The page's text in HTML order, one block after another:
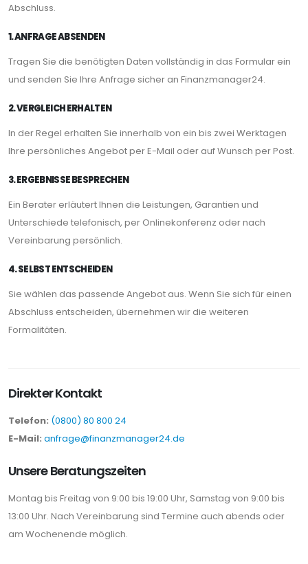
Abschluss.
1. ANFRAGE ABSENDEN
Tragen Sie die benötigten Daten vollständig in das Formular ein
und senden Sie Ihre Anfrage sicher an Finanzmanager24.
2. VERGLEICH ERHALTEN
In der Regel erhalten Sie innerhalb von ein bis zwei Werktagen
Ihre persönliches Angebot per E-Mail oder auf Wunsch per Post.
3. ERGEBNISSE BESPRECHEN
Ein Berater erläutert Ihnen die Leistungen, Garantien und
Unterschiede telefonisch, per Onlinekonferenz oder nach
Vereinbarung persönlich.
4. SELBST ENTSCHEIDEN
Sie wählen das passende Angebot aus. Wenn Sie sich für einen
Abschluss entscheiden, übernehmen wir die weiteren
Formalitäten.
Direkter Kontakt
Telefon: (0800) 80 800 24
E-Mail: anfrage@finanzmanager24.de
Unsere Beratungszeiten
Montag bis Freitag von 9:00 bis 19:00 Uhr, Samstag von 9:00 bis
13:00 Uhr. Nach Vereinbarung sind Termine auch abends oder
am Wochenende möglich.